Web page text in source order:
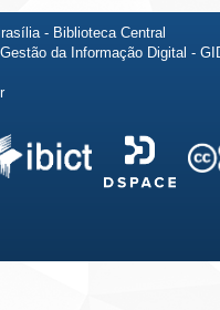
- Biblioteca Central
da Informação Digital -